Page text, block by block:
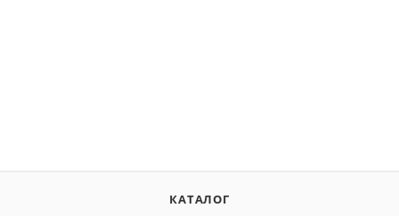
КАТАЛОГ